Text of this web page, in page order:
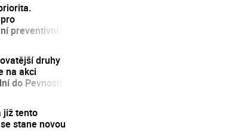
preventivní
druhy
na akci
do Pevnosti
již tento
stane novou